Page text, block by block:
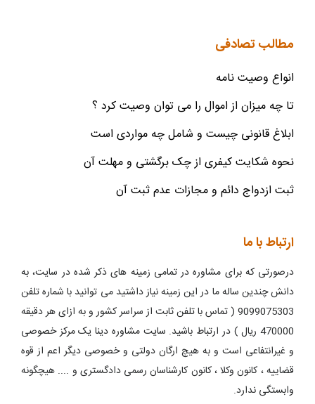
مطالب تصادفی
انواع وصیت نامه
تا چه میزان از اموال را می توان وصیت کرد ؟
ابلاغ قانونی چیست و شامل چه مواردی است
نحوه شکایت کیفری از چک برگشتی و مهلت آن
ثبت ازدواج دائم و مجازات عدم ثبت آن
ارتباط با ما
درصورتی که برای مشاوره در تمامی زمینه های ذکر شده در سایت، به
دانش چندین ساله ما در این زمینه نیاز داشتید می توانید با شماره تلفن
9099075303 ( تماس با تلفن ثابت از سراسر کشور و به ازای هر دقیقه
470000 ریال ) در ارتباط باشید. سایت مشاوره دینا یک مرکز خصوصی
و غیرانتفاعی است و به هیچ ارگان دولتی و خصوصی دیگر اعم از قوه
قضاییه ، کانون وکلا ، کانون کارشناسان رسمی دادگستری و .... هیچگونه
وابستگی ندارد.